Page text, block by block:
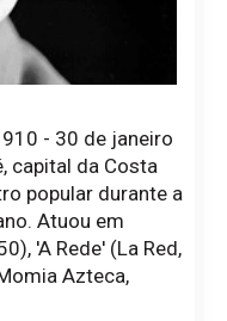
- 30 de janeiro
capital da Costa
popular durante a
Atuou em
'A Rede' (La Red,
Azteca,